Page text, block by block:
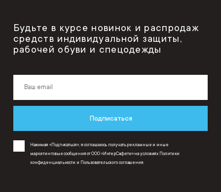
Будьте в курсе новинок и распродаж
средств индивидуальной защиты,
рабочей обуви и спецодежды
Подписаться
Нажимая «Подписаться», я соглашаюсь получать рекламные и иные
маркетинговые сообщения от ООО «ИнтерСафети» на условиях Политики
конфиденциальности и Пользовательского соглашения